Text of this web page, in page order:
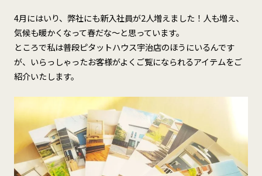
4月にはいり、弊社にも新入社員が2人増えました！人も増え、
気候も暖かくなって春だな～と思っています。
ところで私は普段ピタットハウス宇治店のほうにいるんです
が、いらっしゃったお客様がよくご覧になられるアイテムをご
紹介いたします。